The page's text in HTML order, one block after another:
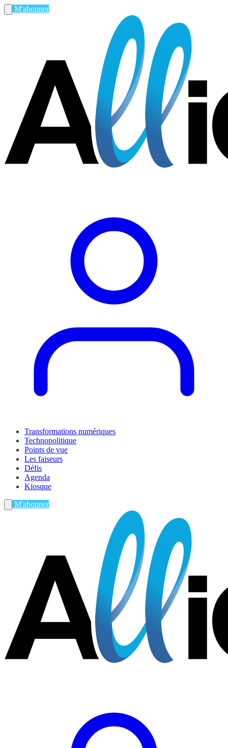
M'abonner
Transformations numériques
Technopolitique
Points de vue
Les faiseurs
Défis
Agenda
Kiosque
M'abonner